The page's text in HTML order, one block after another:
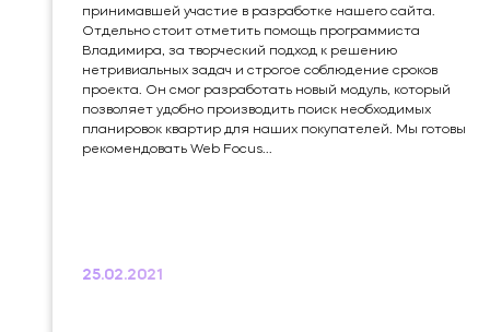
принимавшей участие в разработке нашего сайта.
Отдельно стоит отметить помощь программиста
Владимира, за творческий подход к решению
нетривиальных задач и строгое соблюдение сроков
проекта. Он смог разработать новый модуль, который
позволяет удобно производить поиск необходимых
планировок квартир для наших покупателей. Мы готовы
рекомендовать Web Focus...
25.02.2021